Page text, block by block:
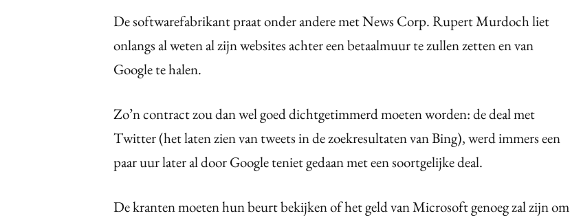
De softwarefabrikant praat onder andere met News Corp. Rupert Murdoch liet
onlangs al weten al zijn websites achter een betaalmuur te zullen zetten en van
Google te halen.
Zo’n contract zou dan wel goed dichtgetimmerd moeten worden: de deal met
Twitter (het laten zien van tweets in de zoekresultaten van Bing), werd immers een
paar uur later al door Google teniet gedaan met een soortgelijke deal.
De kranten moeten hun beurt bekijken of het geld van Microsoft genoeg zal zijn om